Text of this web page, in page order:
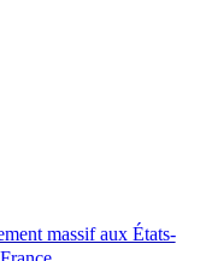
massif aux États-